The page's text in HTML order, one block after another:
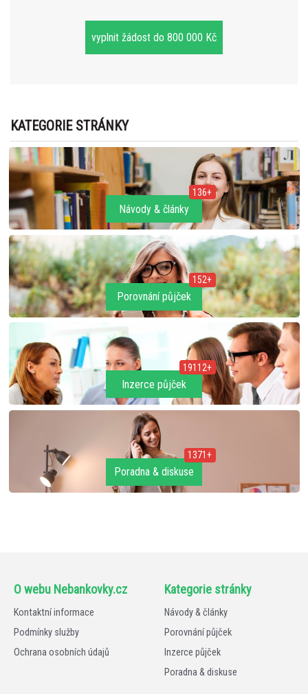
vyplnit žádost do 800 000 Kč
KATEGORIE STRÁNKY
Návody & články
136+
Porovnání půjček
152+
Inzerce půjček
19112+
Poradna & diskuse
1371+
O webu Nebankovky.cz
Kontaktní informace
Podmínky služby
Ochrana osobních údajů
Kategorie stránky
Návody & články
Porovnání půjček
Inzerce půjček
Poradna & diskuse